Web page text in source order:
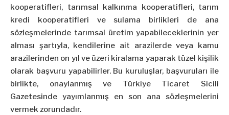
kooperatifleri, tarımsal kalkınma kooperatifleri, tarım
kredi kooperatifleri ve sulama birlikleri de ana
sözleşmelerinde tarımsal üretim yapabileceklerinin yer
alması şartıyla, kendilerine ait arazilerde veya kamu
arazilerinden on yıl ve üzeri kiralama yaparak tüzel kişilik
olarak başvuru yapabilirler. Bu kuruluşlar, başvuruları ile
birlikte, onaylanmış ve Türkiye Ticaret Sicili
Gazetesinde yayımlanmış en son ana sözleşmelerini
vermek zorundadır.